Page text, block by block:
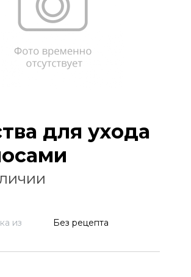
для ухода
из
Без рецепта